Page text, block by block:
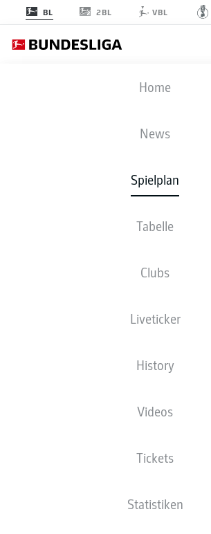
BL 2BL VBL
Home
News
Spielplan
Tabelle
Clubs
Liveticker
History
Videos
Tickets
Statistiken
RBL
1 2
AUFSTELLUNGEN
Red Bull Arena(Ausverkauft)